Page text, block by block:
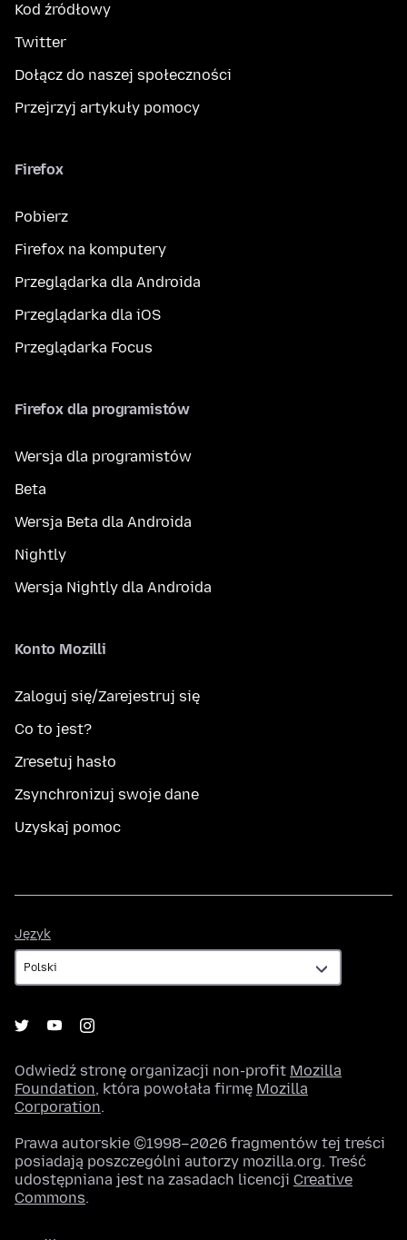
Kod źródłowy
Twitter
Dołącz do naszej społeczności
Przejrzyj artykuły pomocy
Firefox
Pobierz
Firefox na komputery
Przeglądarka dla Androida
Przeglądarka dla iOS
Przeglądarka Focus
Firefox dla programistów
Wersja dla programistów
Beta
Wersja Beta dla Androida
Nightly
Wersja Nightly dla Androida
Konto Mozilli
Zaloguj się/Zarejestruj się
Co to jest?
Zresetuj hasło
Zsynchronizuj swoje dane
Uzyskaj pomoc
Język
Odwiedź stronę organizacji non-profit Mozilla
Foundation, która powołała firmę Mozilla
Corporation.
Prawa autorskie ©1998–2026 fragmentów tej treści
posiadają poszczególni autorzy mozilla.org. Treść
udostępniana jest na zasadach licencji Creative
Commons.